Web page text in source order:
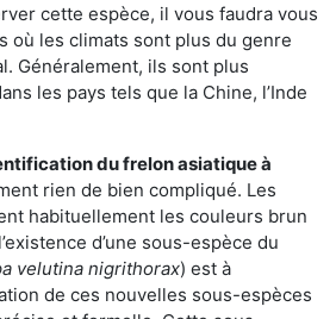
cette espèce, il vous faudra vous
où les climats sont plus du genre
Généralement, ils sont plus
les pays tels que la Chine, l’Inde
du frelon asiatiqueà
rien de bien compliqué. Les
habituellement les couleurs brun
d’une sous-espèce du
velutina nigrithorax) est à
de ces nouvelles sous-espèces